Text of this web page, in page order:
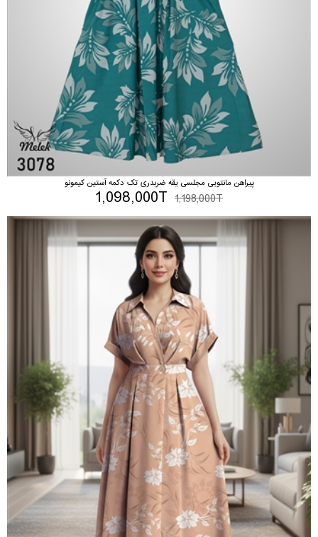
پیراهن مانتویی مجلسی یقه ضربدری تک دکمه آستین کیمونو
1,198,000T
1,098,000T